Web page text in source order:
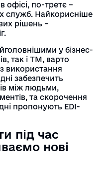
офісі, по-третє –
служб. Найкорисніше
рішень –
у бізнес-
так і ТМ, варто
використання
забезпечить
між людьми,
та скорочення
пропонують EDI-
під час
нові